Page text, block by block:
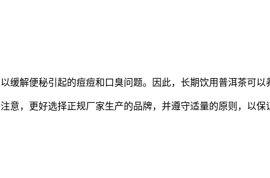
解便秘引起的痘痘和口臭问题。因此，长期饮用普洱茶可以
，更好选择正规厂家生产的品牌，并遵守适量的原则，以保